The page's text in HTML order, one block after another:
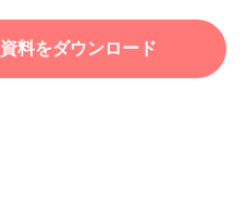
資料をダウンロード